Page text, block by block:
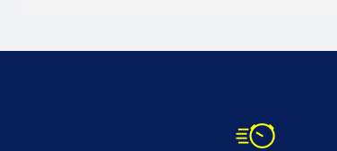
AUTOMOBILE BELLANGER